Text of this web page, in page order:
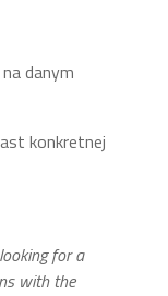
danym
konkretnej
for a
with the